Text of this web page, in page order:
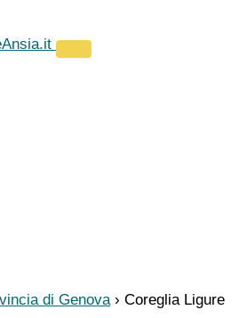
di Genova › Coreglia Ligure